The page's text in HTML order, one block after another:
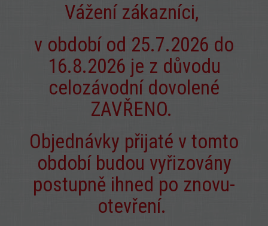
Vážení zákazníci,
v období od 25.7.2026 do
16.8.2026 je z důvodu
celozávodní dovolené
ZAVŘENO.
Objednávky přijaté v tomto
období budou vyřizovány
postupně ihned po znovu-
otevření.